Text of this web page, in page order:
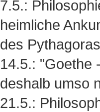
7.5.:
heimliche
des
14.5.: "Goethe
deshalb umso
21.5.: